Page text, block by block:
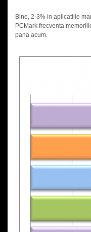
Bine, 2-3% in aplicatiile
PCMark frecventa
pana acum.